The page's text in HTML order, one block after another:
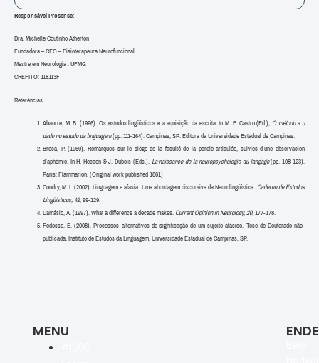
Responsável Prosense:
Dra. Michelle Coutinho Atherton
Fundadora – CEO – Fisioterapeura Neurofuncional
Mestre em Neurologia . UFMG
CREFITO: 118113F
Referências
Abaurre, M. B. (1996). Os estudos lingüísticos e a aquisição da escrita. In M. F. Castro (Ed.), O método e o
dado no estudo da linguagem(pp. 111-164). Campinas, SP: Editora da Universidade Estadual de Campinas.
Broca, P. (1969). Remarques sur le siège de la faculté de la parole articulée, suivies d’une observacion
d’aphémie. In H. Hecaen & J. Dubois (Eds.),La naissance de la neuropsychologie du langage(pp. 108-123).
Paris: Flammarion. (Original work published 1861)
Coudry, M. I. (2002). Linguagem e afasia: Uma abordagem discursiva da Neurolingüística. Caderno de Estudos
Lingüísticos, 42, 99-129.
Damásio, A. (1997). What a difference a decade makes.Current Opinion in Neurology, 20, 177-178.
Fedosse, E. (2008). Processos alternativos de significação de um sujeito afásico. Tese de Doutorado não-
publicada, Instituto de Estudos da Linguagem, Universidade Estadual de Campinas, SP.
MENU